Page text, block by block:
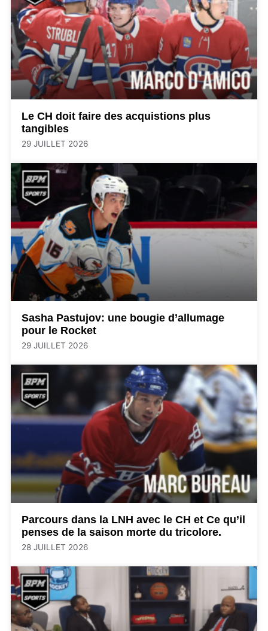
Le CH doit faire des acquistions plus
tangibles
29 JUILLET 2026
Sasha Pastujov: une bougie d’allumage
pour le Rocket
29 JUILLET 2026
Parcours dans la LNH avec le CH et Ce qu’il
penses de la saison morte du tricolore.
28 JUILLET 2026